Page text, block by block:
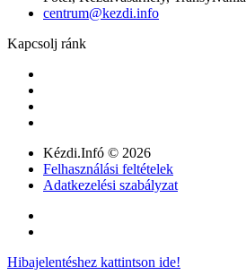
centrum@kezdi.info
Kapcsolj ránk
Kézdi.Infó © 2026
Felhasználási feltételek
Adatkezelési szabályzat
Hibajelentéshez kattintson ide!